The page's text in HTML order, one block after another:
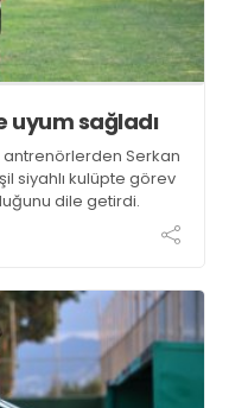
uyum sağladı
Serkan
siyahlı kulüpte görev
dile getirdi.